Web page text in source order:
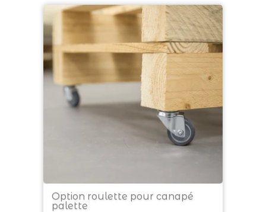
Option roulette pour canapé
palette